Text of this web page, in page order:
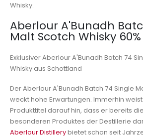
Whisky.
Aberlour A'Bunadh
Malt Scotch Whisky
Exklusiver Aberlour A'Bunadh Batch 74
Whisky aus Schottland
Der Aberlour A'Bunadh Batch 74 Single
weckt hohe Erwartungen. Immerhin
Produkttitel darauf hin, dass er bereits
besonderen Produktes der Destillerie
Aberlour Distillerybietet schon seit